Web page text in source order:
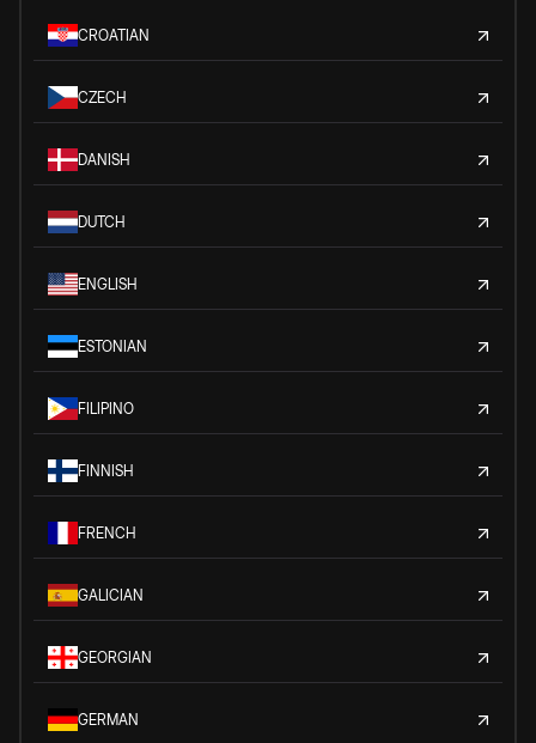
CROATIAN
CZECH
DANISH
DUTCH
ENGLISH
ESTONIAN
FILIPINO
FINNISH
FRENCH
GALICIAN
GEORGIAN
GERMAN